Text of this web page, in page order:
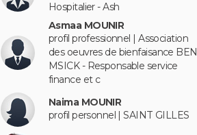
Hospitalier - Ash
Asmaa MOUNIR
profil professionnel | Association
des oeuvres de bienfaisance BEN
MSICK - Responsable service
finance et c
Naima MOUNIR
profil personnel | SAINT GILLES